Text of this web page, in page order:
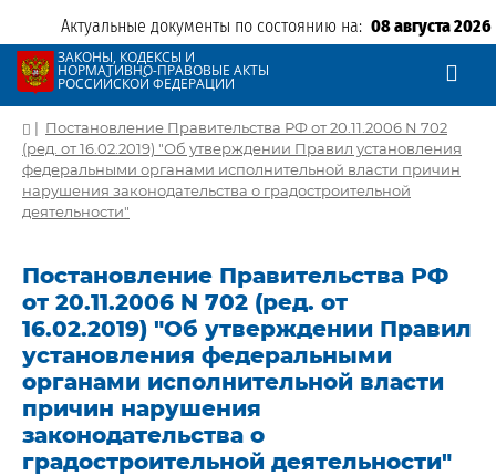
Актуальные документы по состоянию на: 08 августа 2026
ЗАКОНЫ, КОДЕКСЫ И
НОРМАТИВНО-ПРАВОВЫЕ АКТЫ
РОССИЙСКОЙ ФЕДЕРАЦИИ
| Постановление Правительства РФ от 20.11.2006 N 702
(ред. от 16.02.2019) "Об утверждении Правил установления
федеральными органами исполнительной власти причин
нарушения законодательства о градостроительной
деятельности"
Постановление Правительства РФ
от 20.11.2006 N 702 (ред. от
16.02.2019) "Об утверждении Правил
установления федеральными
органами исполнительной власти
причин нарушения
законодательства о
градостроительной деятельности"